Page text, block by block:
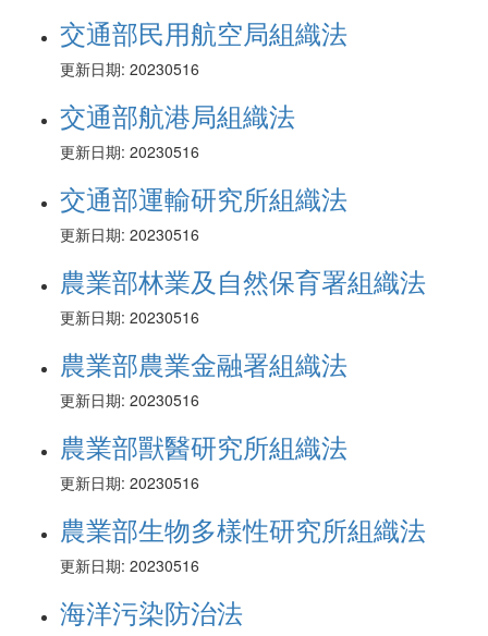
交通部民用航空局組織法
更新日期: 20230516
交通部航港局組織法
更新日期: 20230516
交通部運輸研究所組織法
更新日期: 20230516
農業部林業及自然保育署組織法
更新日期: 20230516
農業部農業金融署組織法
更新日期: 20230516
農業部獸醫研究所組織法
更新日期: 20230516
農業部生物多樣性研究所組織法
更新日期: 20230516
海洋污染防治法